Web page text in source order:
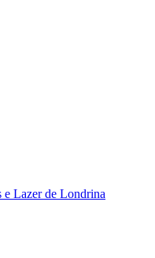
e Lazer de Londrina